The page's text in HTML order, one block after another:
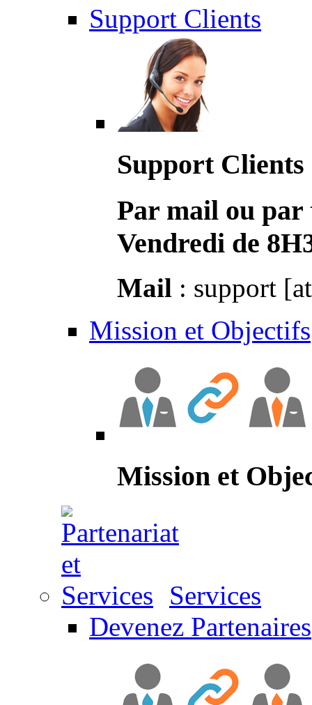
Support Clients
Support Clients
Par mail ou par
Vendredi de
Mail : support
Mission et Objectifs
Mission et
Services
Devenez Partenaires